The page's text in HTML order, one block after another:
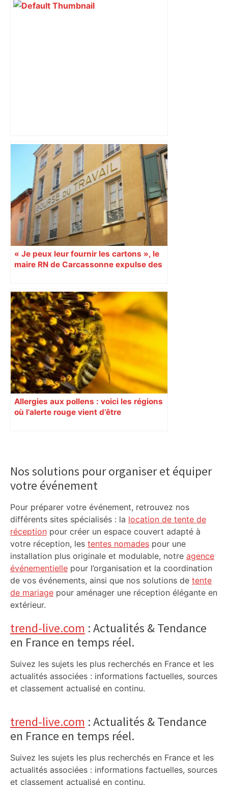
Capilla en bleu ciel pour combien de
temps encore ? Toulouse et l'UBB aux
aguets – Rugbynistere
« Je peux leur fournir les cartons », le
maire RN de Carcassonne expulse des
Allergies aux pollens : voici les régions
où l’alerte rouge vient d’être
Sidebar
Nos solutions pour organiser et équiper
votre événement
Pour préparer votre événement, retrouvez nos
différents sites spécialisés : la location de tente de
réception pour créer un espace couvert adapté à
votre réception, les tentes nomades pour une
installation plus originale et modulable, notre agence
événementielle pour l’organisation et la coordination
de vos événements, ainsi que nos solutions de tente
de mariage pour aménager une réception élégante en
extérieur.
trend-live.com : Actualités & Tendance
en France en temps réel.
Suivez les sujets les plus recherchés en France et les
actualités associées : informations factuelles, sources
et classement actualisé en continu.
trend-live.com : Actualités & Tendance
en France en temps réel.
Suivez les sujets les plus recherchés en France et les
actualités associées : informations factuelles, sources
et classement actualisé en continu.